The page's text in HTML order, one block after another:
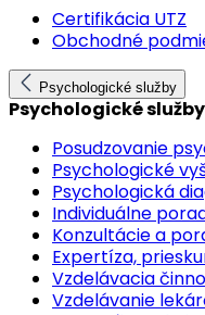
Certifikácia UTZ
Obchodné
Psychologické služby
Psychologické služby
Posudzovanie
Psychologické
Psychologická
Individuálne
Konzultácie a
Expertíza,
Vzdelávacia
Vzdelávanie